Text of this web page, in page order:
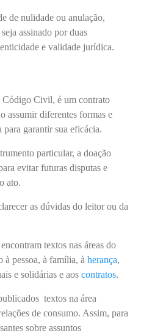
de nulidade ou anulação,
assinado por duas
e validade jurídica.
Código Civil, é um contrato
assumir diferentes formas e
garantir sua eficácia.
particular, a doação
evitar futuras disputas e
ato.
as dúvidas do leitor ou da
textos nas áreas do
pessoa, à família, à herança,
e solidárias e aos contratos.
textos na área
de consumo. Assim, para
sobre assuntos